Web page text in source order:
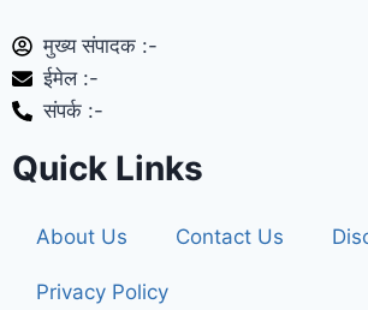
मुख्य संपादक :-
ईमेल :-
संपर्क :-
Quick Links
About Us Contact Us
Privacy Policy